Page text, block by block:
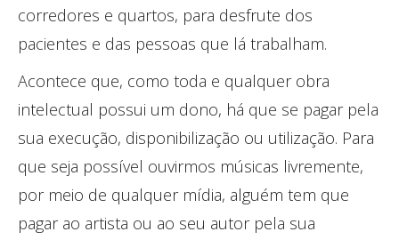
corredores e quartos, para desfrute dos
pacientes e das pessoas que lá trabalham.
Acontece que, como toda e qualquer obra
intelectual possui um dono, há que se pagar pela
sua execução, disponibilização ou utilização. Para
que seja possível ouvirmos músicas livremente,
por meio de qualquer mídia, alguém tem que
pagar ao artista ou ao seu autor pela sua